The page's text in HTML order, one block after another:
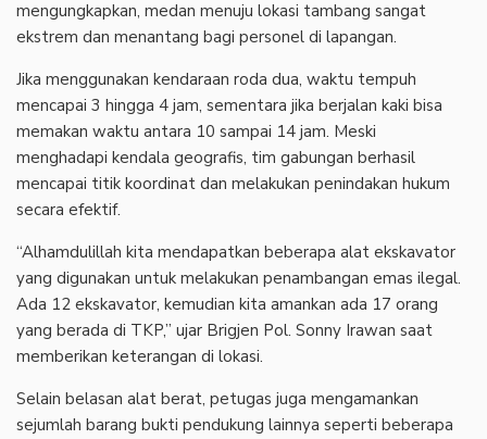
mengungkapkan, medan menuju lokasi tambang sangat
ekstrem dan menantang bagi personel di lapangan.
Jika menggunakan kendaraan roda dua, waktu tempuh
mencapai 3 hingga 4 jam, sementara jika berjalan kaki bisa
memakan waktu antara 10 sampai 14 jam. Meski
menghadapi kendala geografis, tim gabungan berhasil
mencapai titik koordinat dan melakukan penindakan hukum
secara efektif.
“Alhamdulillah kita mendapatkan beberapa alat ekskavator
yang digunakan untuk melakukan penambangan emas ilegal.
Ada 12 ekskavator, kemudian kita amankan ada 17 orang
yang berada di TKP,” ujar Brigjen Pol. Sonny Irawan saat
memberikan keterangan di lokasi.
Selain belasan alat berat, petugas juga mengamankan
sejumlah barang bukti pendukung lainnya seperti beberapa